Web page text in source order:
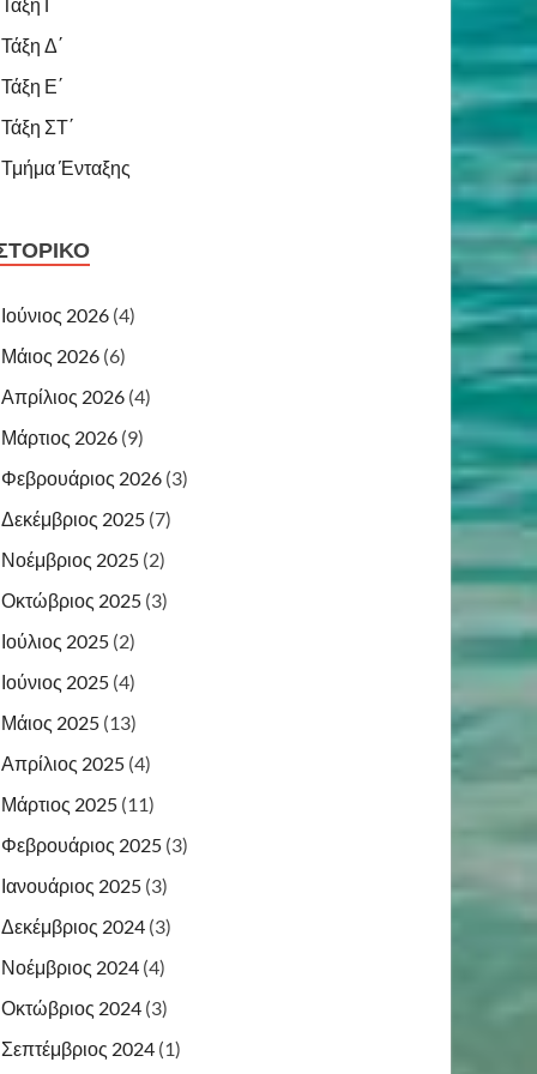
Τάξη Δ΄
Τάξη Ε΄
Τάξη ΣΤ΄
Τμήμα Ένταξης
Ιούνιος 2026 (4)
Μάιος 2026 (6)
Απρίλιος 2026 (4)
Μάρτιος 2026 (9)
Φεβρουάριος 2026 (3)
Δεκέμβριος 2025 (7)
Νοέμβριος 2025 (2)
Οκτώβριος 2025 (3)
Ιούλιος 2025 (2)
Ιούνιος 2025 (4)
Μάιος 2025 (13)
Απρίλιος 2025 (4)
Μάρτιος 2025 (11)
Φεβρουάριος 2025 (3)
Ιανουάριος 2025 (3)
Δεκέμβριος 2024 (3)
Νοέμβριος 2024 (4)
Οκτώβριος 2024 (3)
Σεπτέμβριος 2024 (1)